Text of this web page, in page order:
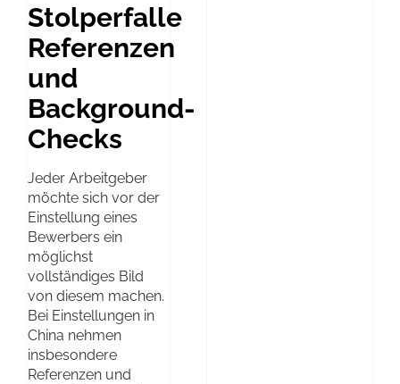
Stolperfalle
Referenzen
und
Background-
Checks
Jeder Arbeitgeber
möchte sich vor der
Einstellung eines
Bewerbers ein
möglichst
vollständiges Bild
von diesem machen.
Bei Einstellungen in
China nehmen
insbesondere
Referenzen und